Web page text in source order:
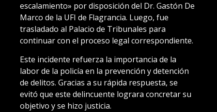
escalamiento» por disposición del Dr. Gastón De
Marco de la UFI de Flagrancia. Luego, fue
trasladado al Palacio de Tribunales para
continuar con el proceso legal correspondiente.
Este incidente refuerza la importancia de la
labor de la policía en la prevención y detención
de delitos. Gracias a su rápida respuesta, se
evitó que este delincuente lograra concretar su
objetivo y se hizo justicia.